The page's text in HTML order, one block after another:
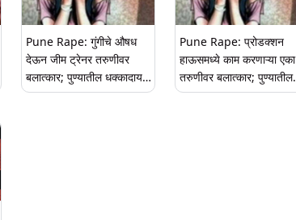
Pune Rape: गुंगीचे औषध
देऊन जीम ट्रेनर तरुणीवर
बलात्कार; पुण्यातील धक्कादायक
घटना
Pune Rape: प्रोडक्शन
हाऊसमध्ये काम करणाऱ्या एका
तरुणीवर बलात्कार; पुण्यातील
धक्कादायक घटना